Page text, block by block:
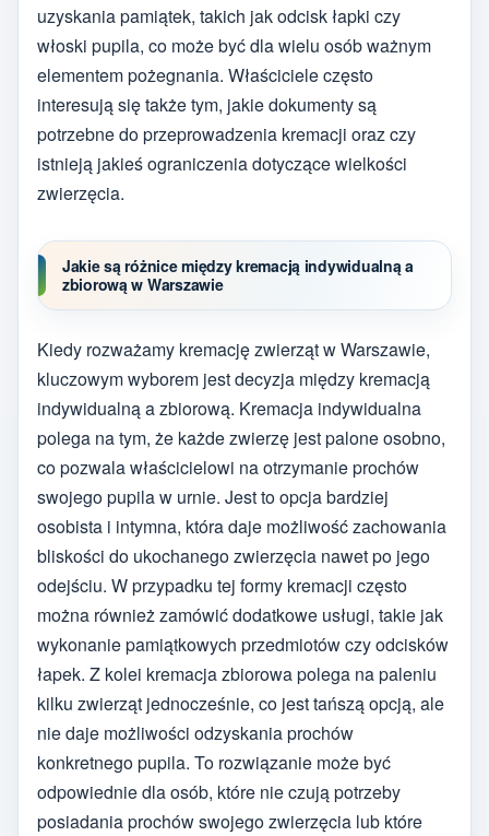
uzyskania pamiątek, takich jak odcisk łapki czy
włoski pupila, co może być dla wielu osób ważnym
elementem pożegnania. Właściciele często
interesują się także tym, jakie dokumenty są
potrzebne do przeprowadzenia kremacji oraz czy
istnieją jakieś ograniczenia dotyczące wielkości
zwierzęcia.
Jakie są różnice między kremacją indywidualną a
zbiorową w Warszawie
Kiedy rozważamy kremację zwierząt w Warszawie,
kluczowym wyborem jest decyzja między kremacją
indywidualną a zbiorową. Kremacja indywidualna
polega na tym, że każde zwierzę jest palone osobno,
co pozwala właścicielowi na otrzymanie prochów
swojego pupila w urnie. Jest to opcja bardziej
osobista i intymna, która daje możliwość zachowania
bliskości do ukochanego zwierzęcia nawet po jego
odejściu. W przypadku tej formy kremacji często
można również zamówić dodatkowe usługi, takie jak
wykonanie pamiątkowych przedmiotów czy odcisków
łapek. Z kolei kremacja zbiorowa polega na paleniu
kilku zwierząt jednocześnie, co jest tańszą opcją, ale
nie daje możliwości odzyskania prochów
konkretnego pupila. To rozwiązanie może być
odpowiednie dla osób, które nie czują potrzeby
posiadania prochów swojego zwierzęcia lub które